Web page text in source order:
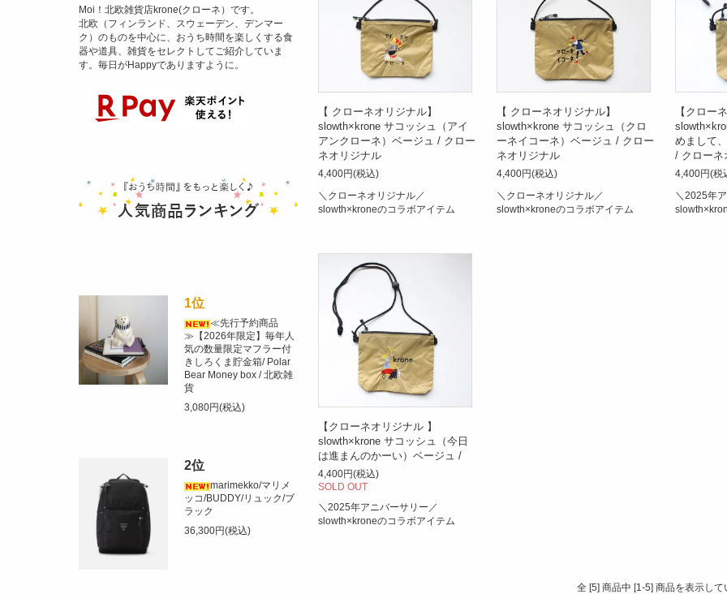
【 クローネオリジナル】
slowth×krone サコッシュ（アイ
アンクローネ）ベージュ / クロー
ネオリジナル
4,400円(税込)
＼クローネオリジナル／
slowth×kroneのコラボアイテム
【 クローネオリジナル】
slowth×krone サコッシュ（クロ
ーネイコーネ）ベージュ / クロー
ネオリジナル
4,400円(税込)
＼クローネオリジナル／
slowth×kroneのコラボアイテム
【クロー
めまして
/ クローネ
4,400円(税
＼2025年
【クローネオリジナル 】
slowth×krone サコッシュ（今日
は進まんのかーい）ベージュ /
4,400円(税込)
SOLD OUT
＼2025年アニバーサリー／
slowth×kroneのコラボアイテム
全 [5] 商品中 [1-5] 商品を表示して
Moi！北欧雑貨店krone(クローネ）です。
北欧（フィンランド、スウェーデン、デンマー
ク）のものを中心に、おうち時間を楽しくする食
器や道具、雑貨をセレクトしてご紹介していま
す。毎日がHappyでありますように。
1位
≪先行予約商品
≫【2026年限定】毎年人
気の数量限定マフラー付
きしろくま貯金箱/ Polar
Bear Money box / 北欧雑
貨
3,080円(税込)
2位
marimekko/マリメ
ッコ/BUDDY/リュック/ブ
ラック
36,300円(税込)